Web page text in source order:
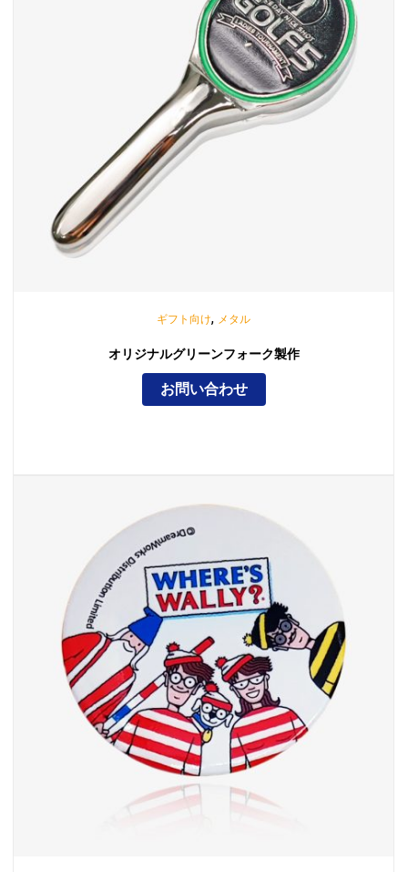
ギフト向け, メタル
オリジナルグリーンフォーク製作
お問い合わせ